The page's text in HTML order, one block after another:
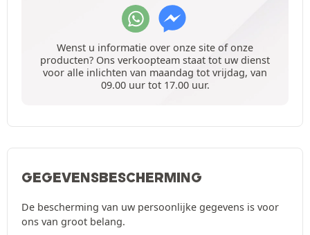
Wenst u informatie over onze site of onze
producten? Ons verkoopteam staat tot uw dienst
voor alle inlichten van maandag tot vrijdag, van
09.00 uur tot 17.00 uur.
GEGEVENSBESCHERMING
De bescherming van uw persoonlijke gegevens is voor
ons van groot belang.